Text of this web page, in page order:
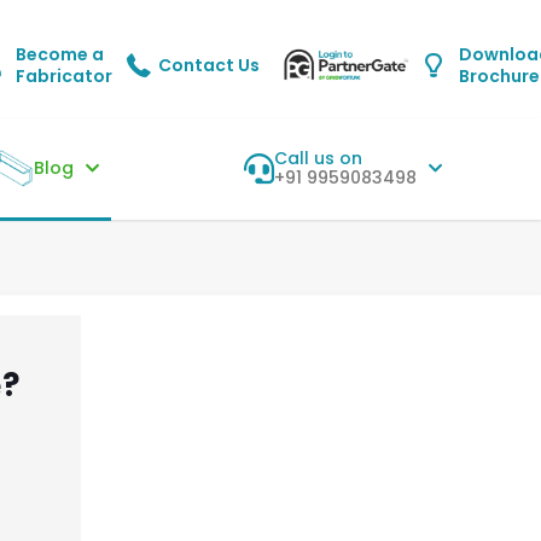
Become a
Fabricator
Contact Us
Brochure
Blog
Call us on
+91 9959083498